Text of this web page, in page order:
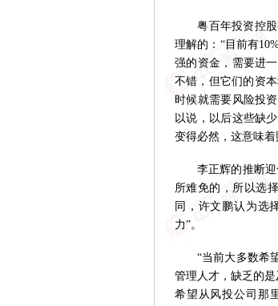
粤百年投资控股
理解的：“目前有
强的资金，需要进
不错，但它们的资
时候就需要风险投
以说，以后这些缺
变得必然，这意味
李正辉的推断迎合
所难免的，所以选
同，许文鹏认为选
力”。
“当前大多数希望
管理人才，缺乏的
希望从风投公司那